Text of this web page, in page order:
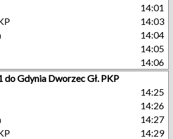
14:01
14:03
14:04
14:05
14:06
do Gdynia Dworzec Gł. PKP
14:25
14:26
14:27
14:29